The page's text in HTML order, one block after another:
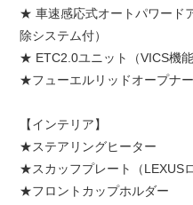
★ 車速感応式オートパワード
除システム付）
★ ETC2.0ユニット（VICS機能
★フューエルリッドオープナー
【インテリア】
★ステアリングヒーター
★スカッフプレート（LEXUS
★フロントカップホルダー